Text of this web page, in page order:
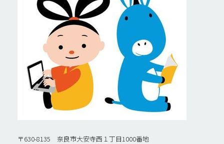
〒630-8135 奈良市大安寺西１丁目1000番地